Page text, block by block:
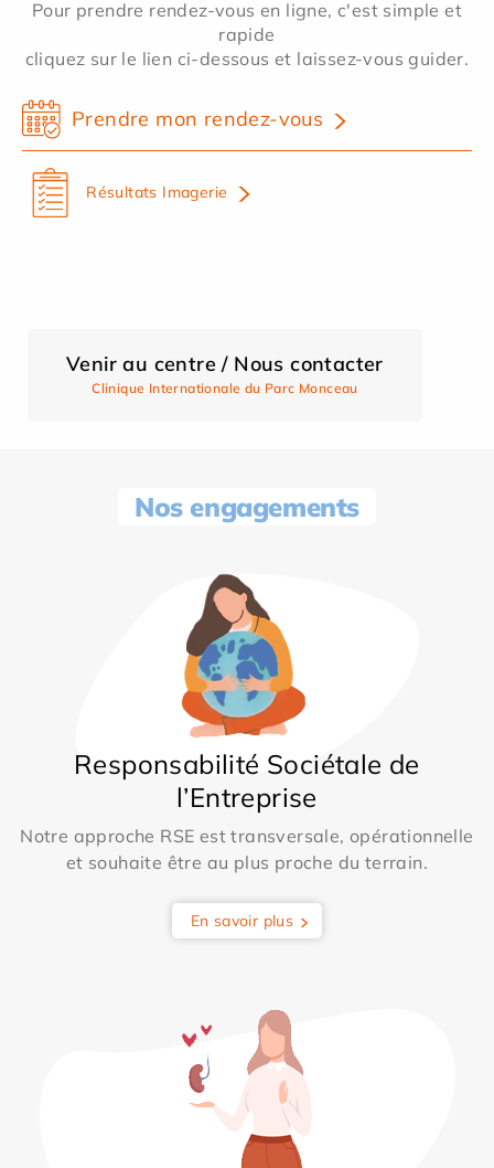
Pour prendre rendez-vous en ligne, c'est simple et
rapide
cliquez sur le lien ci-dessous et laissez-vous guider.
Prendre mon rendez-vous
Résultats Imagerie
Venir au centre / Nous contacter
Clinique Internationale du Parc Monceau
Nos engagements
Responsabilité Sociétale de
l’Entreprise
Notre approche RSE est transversale, opérationnelle
et souhaite être au plus proche du terrain.
En savoir plus